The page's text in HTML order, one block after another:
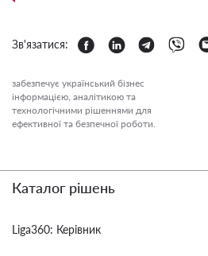
Зв'язатися:
забезпечує український бізнес
інформацією, аналітикою та
технологічними рішеннями для
ефективної та безпечної роботи.
Каталог рішень
Liga360: Керівник